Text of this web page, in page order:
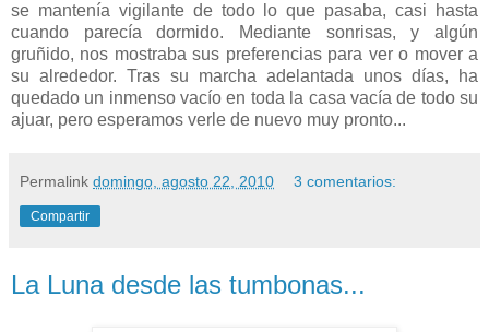
se mantenía vigilante de todo lo que pasaba, casi hasta
cuando parecía dormido. Mediante sonrisas, y algún
gruñido, nos mostraba sus preferencias para ver o mover a
su alrededor. Tras su marcha adelantada unos días, ha
quedado un inmenso vacío en toda la casa vacía de todo su
ajuar, pero esperamos verle de nuevo muy pronto...
Permalink domingo, agosto 22, 2010 3 comentarios:
Compartir
La Luna desde las tumbonas...